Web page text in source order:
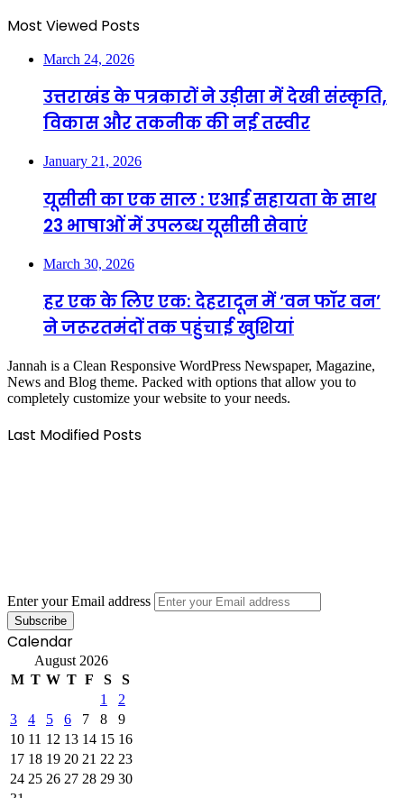
Most Viewed Posts
March 24, 2026
उत्तराखंड के पत्रकारों ने उड़ीसा में देखी संस्कृति,
विकास और तकनीक की नई तस्वीर
January 21, 2026
यूसीसी का एक साल : एआई सहायता के साथ
23 भाषाओं में उपलब्ध यूसीसी सेवाएं
March 30, 2026
हर एक के लिए एक: देहरादून में ‘वन फॉर वन’
ने जरूरतमंदों तक पहुंचाई खुशियां
Jannah is a Clean Responsive WordPress Newspaper, Magazine,
News and Blog theme. Packed with options that allow you to
completely customize your website to your needs.
Last Modified Posts
Enter your Email address
Calendar
August 2026
M T W T F S
S
1
2
3
4 5 6 7 8
9
10 11 12 13 14 15 16
17 18 19 20 21 22 23
24 25 26 27 28 29 30